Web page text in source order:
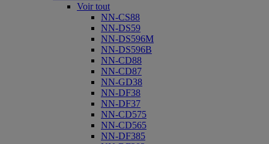
Voir tout
NN-CS88
NN-DS59
NN-DS596M
NN-DS596B
NN-CD88
NN-CD87
NN-GD38
NN-DF38
NN-DF37
NN-CD575
NN-CD565
NN-DF385